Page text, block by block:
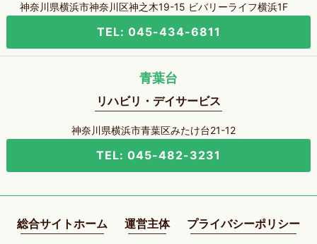
神奈川県横浜市神奈川区神之木19-15 ビバリーライフ横浜1F
TEL: 045-434-6811
青葉台
リハビリ・デイサービス
神奈川県横浜市青葉区みたけ台21-12
TEL: 045-482-3231
総合サイトホーム 運営主体 プライバシーポリシー